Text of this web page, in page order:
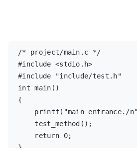
/* project/main.c */
#include <stdio.h>
#include "include/test.h"
int main()
{
    test_method();